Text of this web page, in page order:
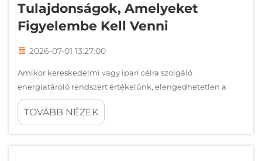
Tulajdonságok, Amelyeket
Figyelembe Kell Venni
2026-07-01 13:27:00
Amikor kereskedelmi vagy ipari célra szolgáló
energiatároló rendszert értékelünk, elengedhetetlen a
teljesítményt, biztonságot és hosszú távú értéket
meghatározó kulcsfontosságú tulajdonságok megértése,
TOVÁBB NÉZEK